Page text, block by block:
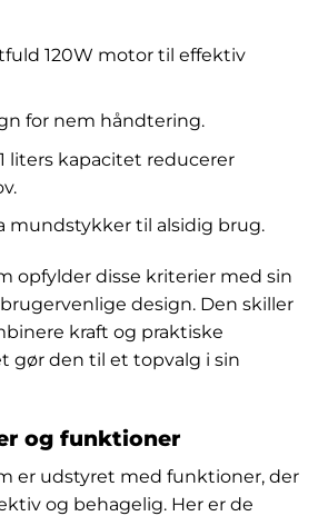
120W motor til effektiv
for nem håndtering.
liters kapacitet reducerer
mundstykker til alsidig brug.
opfylder disse kriterier med sin
design. Den skiller
kraft og praktiske
gør den til et topvalg i sin
og funktioner
er udstyret med funktioner, der
og behagelig. Her er de